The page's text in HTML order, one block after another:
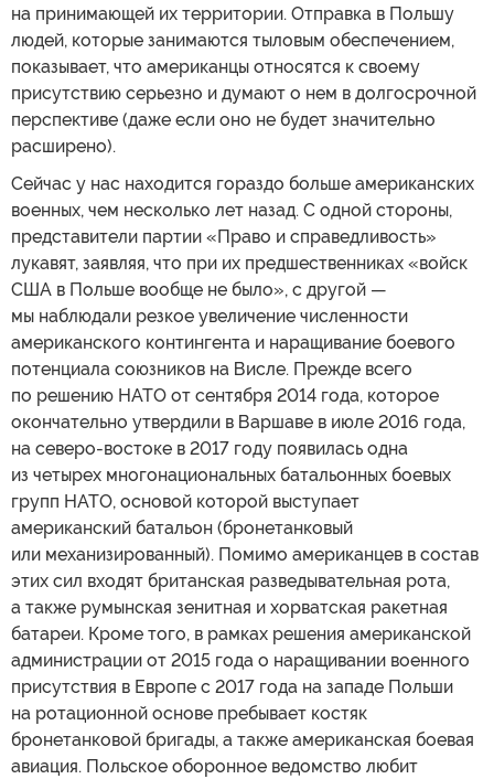
на принимающей их территории. Отправка в Польшу
людей, которые занимаются тыловым обеспечением,
показывает, что американцы относятся к своему
присутствию серьезно и думают о нем в долгосрочной
перспективе (даже если оно не будет значительно
расширено).
Сейчас у нас находится гораздо больше американских
военных, чем несколько лет назад. С одной стороны,
представители партии «Право и справедливость»
лукавят, заявляя, что при их предшественниках «войск
США в Польше вообще не было», с другой —
мы наблюдали резкое увеличение численности
американского контингента и наращивание боевого
потенциала союзников на Висле. Прежде всего
по решению НАТО от сентября 2014 года, которое
окончательно утвердили в Варшаве в июле 2016 года,
на северо-востоке в 2017 году появилась одна
из четырех многонациональных батальонных боевых
групп НАТО, основой которой выступает
американский батальон (бронетанковый
или механизированный). Помимо американцев в состав
этих сил входят британская разведывательная рота,
а также румынская зенитная и хорватская ракетная
батареи. Кроме того, в рамках решения американской
администрации от 2015 года о наращивании военного
присутствия в Европе с 2017 года на западе Польши
на ротационной основе пребывает костяк
бронетанковой бригады, а также американская боевая
авиация. Польское оборонное ведомство любит